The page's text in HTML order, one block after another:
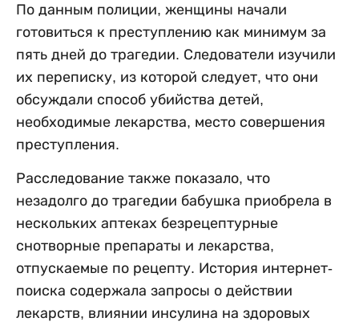
По данным полиции, женщины начали
готовиться к преступлению как минимум за
пять дней до трагедии. Следователи изучили
их переписку, из которой следует, что они
обсуждали способ убийства детей,
необходимые лекарства, место совершения
преступления.
Расследование также показало, что
незадолго до трагедии бабушка приобрела в
нескольких аптеках безрецептурные
снотворные препараты и лекарства,
отпускаемые по рецепту. История интернет-
поиска содержала запросы о действии
лекарств, влиянии инсулина на здоровых